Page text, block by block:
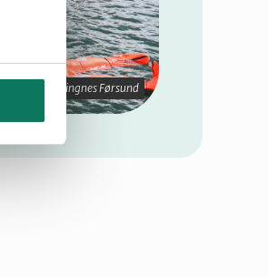
Foto: Alva Thingnes Førsund